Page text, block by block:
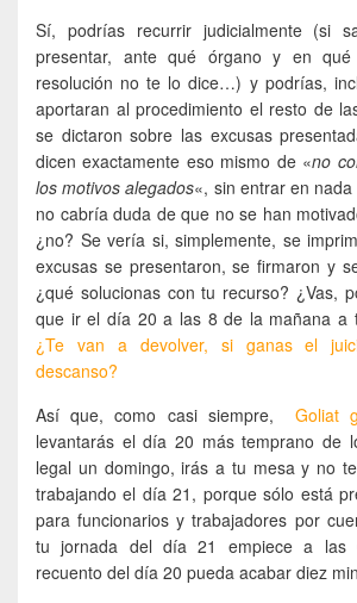
Sí, podrías recurrir judicialmente (si
presentar, ante qué órgano y en
resolución no te lo dice…) y podrías,
aportaran al procedimiento el resto de
se dictaron sobre las excusas
dicen exactamente eso mismo de «no
los motivos alegados«, sin entrar en
no cabría duda de que no se han
¿no? Se vería si, simplemente, se
excusas se presentaron, se firmaron y
¿qué solucionas con tu recurso? ¿Vas,
que ir el día 20 a las 8 de la mañana a
¿Te van a devolver, si ganas el
descanso?
Así que, como casi siempre,Goliat
levantarás el día 20 más temprano de
legal un domingo, irás a tu mesa y no
trabajando el día 21, porque sólo está
para funcionarios y trabajadores por
tu jornada del día 21 empiece a las
recuento del día 20 pueda acabar diez